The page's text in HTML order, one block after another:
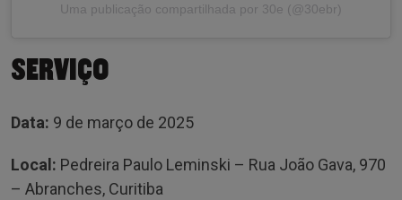
Uma publicação compartilhada por 30e (@30ebr)
SERVIÇO
Data: 9 de março de 2025
Local: Pedreira Paulo Leminski – Rua João Gava, 970
– Abranches, Curitiba